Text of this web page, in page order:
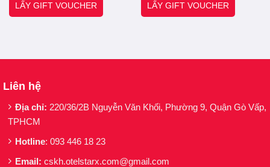
LẤY GIFT VOUCHER LẤY GIFT VOUCHER
Liên hệ
Địa chỉ: 220/36/2B Nguyễn Văn Khối, Phường 9, Quận Gò Vấp,
TPHCM
Hotline: 093 446 18 23
Email: cskh.otelstarx.com@gmail.com